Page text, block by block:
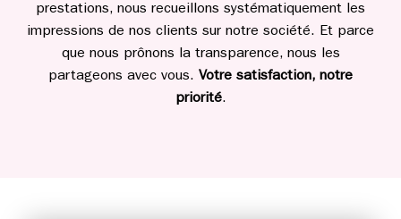
prestations, nous recueillons systématiquement les
impressions de nos clients sur notre société. Et parce
que nous prônons la transparence, nous les
partageons avec vous. Votre satisfaction, notre
priorité.